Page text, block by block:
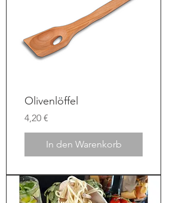
Olivenlöffel
Preis
4,20 €
In den Warenkorb